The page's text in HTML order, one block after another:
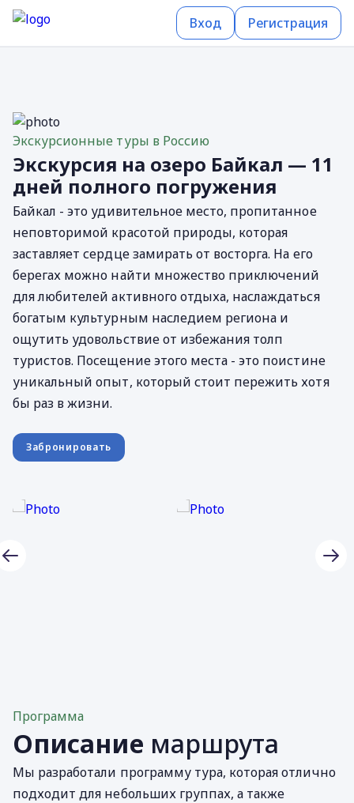
Вход Регистрация
Экскурсионные туры в Россию
Экскурсия на озеро Байкал — 11
дней полного погружения
Байкал - это удивительное место, пропитанное
неповторимой красотой природы, которая
заставляет сердце замирать от восторга. На его
берегах можно найти множество приключений
для любителей активного отдыха, наслаждаться
богатым культурным наследием региона и
ощутить удовольствие от избежания толп
туристов. Посещение этого места - это поистине
уникальный опыт, который стоит пережить хотя
бы раз в жизни.
Забронировать
Программа
Описание маршрута
Мы разработали программу тура, которая отлично
подходит для небольших группах, а также